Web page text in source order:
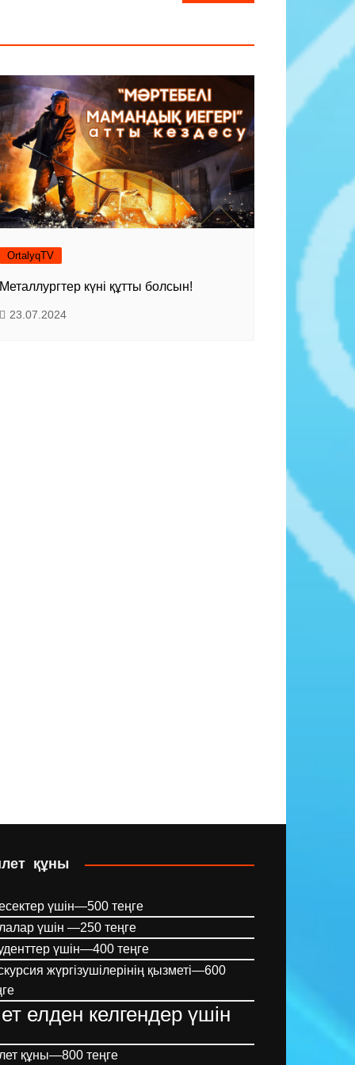
OrtalyqTV
күні құтты болсын!
23.07.2024
құны
үшін—500 теңге
үшін —250 теңге
үшін—400 теңге
жүргізушілерінің қызметі—600
елден келгендер үшін
құны—800 теңге